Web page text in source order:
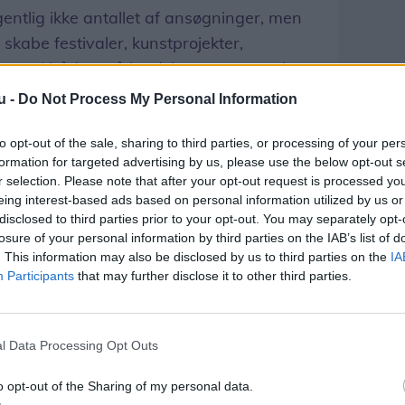
- Do Not Process My Personal Information
opt-out of the sale, sharing to third parties, or processing of your
for targeted advertising by us, please use the below opt-out
selection. Please note that after your opt-out request is processed
interest-based ads based on personal information utilized by us
to third parties prior to your opt-out. You may separately
of your personal information by third parties on the IAB’s list of
This information may also be disclosed by us to third parties on the
Participants that may further disclose it to other third parties.
Data Processing Opt Outs
opt-out of the Sharing of my personal data.
ikke antallet af ansøgninger, men
festivaler, kunstprojekter,
i både små landsbyer og større byer.
frem i mere end 40 kommuner og
steder som Grønland, Sydslesvig og
hvor stærk ungekulturen er, når
at handle på deres ideer, siger Kjartan
for Ung Kult Iværk.
holder puljen nu en kort
problem. Vi oplever, at unge i hele
og fællesskaber for andre unge.
for at understøtte de mange